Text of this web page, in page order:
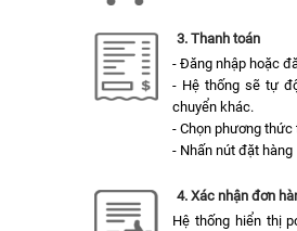
3. Thanh toán
- Đăng nhập hoặc
- Hệ thống sẽ tự
chuyển khác.
- Chọn phương thức
- Nhấn nút đặt hàng
4. Xác nhận đơn
Hệ thống hiển thị